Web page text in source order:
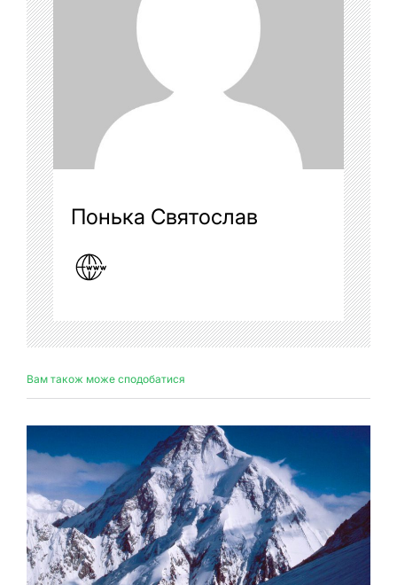
Понька Святослав
Вам також може сподобатися